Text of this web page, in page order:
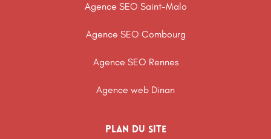
Agence SEO Saint-Malo
Agence SEO Combourg
Agence SEO Rennes
Agence web Dinan
Plan du site